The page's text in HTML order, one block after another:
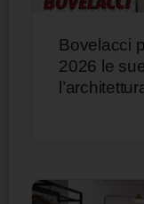
Bovelacci
2026 le